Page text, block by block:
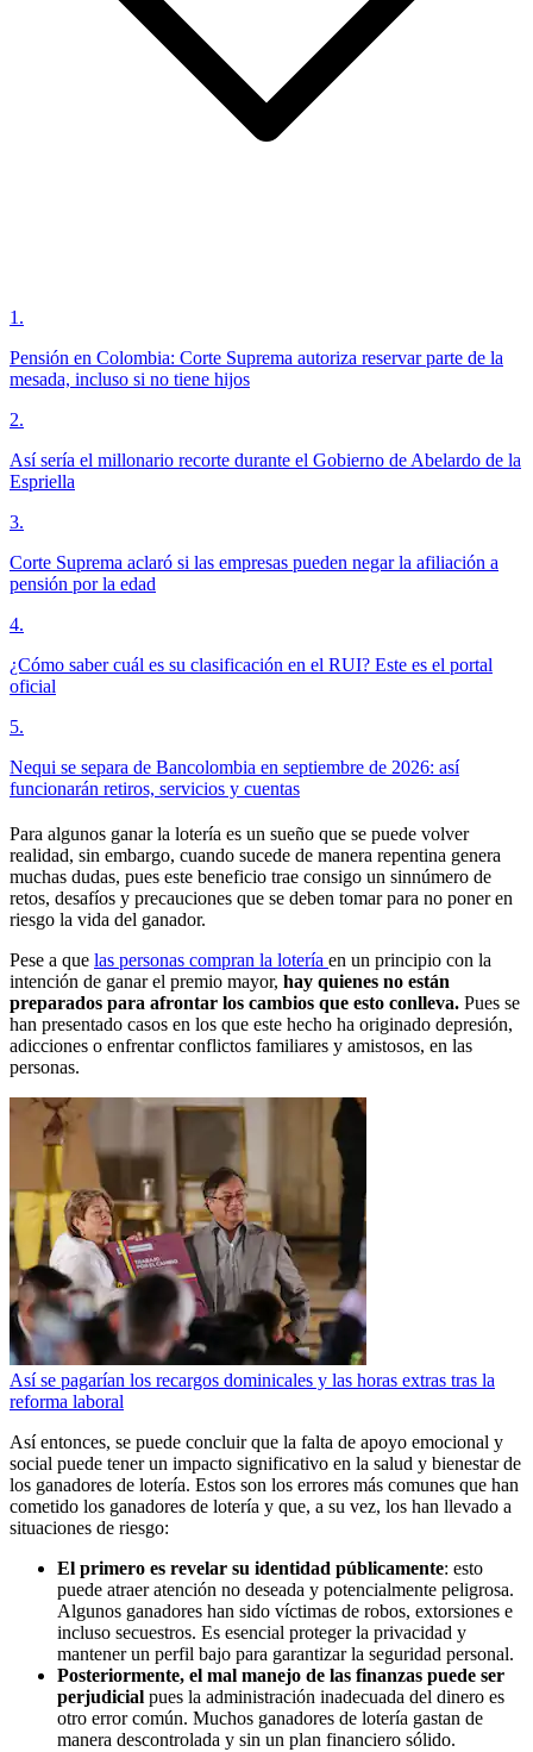
1 .
Pensión en Colombia: Corte Suprema autoriza reservar parte de la
mesada, incluso si no tiene hijos
2.
Así sería el millonario recorte durante el Gobierno de Abelardo de la
Espriella
3.
Corte Suprema aclaró si las empresas pueden negar la afiliación a
pensión por la edad
4.
¿Cómo saber cuál es su clasificación en el RUI? Este es el portal
oficial
5.
Nequi se separa de Bancolombia en septiembre de 2026: así
funcionarán retiros, servicios y cuentas
Para algunos ganar la lotería es un sueño que se puede volver
realidad, sin embargo, cuando sucede de manera repentina genera
muchas dudas, pues este beneficio trae consigo un sinnúmero de
retos, desafíos y precauciones que se deben tomar para no poner en
riesgo la vida del ganador.
Pese a que las personas compran la lotería en un principio con la
intención de ganar el premio mayor, hay quienes no están
preparados para afrontar los cambios que esto conlleva. Pues se
han presentado casos en los que este hecho ha originado depresión,
adicciones o enfrentar conflictos familiares y amistosos, en las
personas.
Así se pagarían los recargos dominicales y las horas extras tras la
reforma laboral
Así entonces, se puede concluir que la falta de apoyo emocional y
social puede tener un impacto significativo en la salud y bienestar de
los ganadores de lotería. Estos son los errores más comunes que han
cometido los ganadores de lotería y que, a su vez, los han llevado a
situaciones de riesgo:
El primero es revelar su identidad públicamente: esto
puede atraer atención no deseada y potencialmente peligrosa.
Algunos ganadores han sido víctimas de robos, extorsiones e
incluso secuestros. Es esencial proteger la privacidad y
mantener un perfil bajo para garantizar la seguridad personal.
Posteriormente, el mal manejo de las finanzas puede ser
perjudicial pues la administración inadecuada del dinero es
otro error común. Muchos ganadores de lotería gastan de
manera descontrolada y sin un plan financiero sólido.